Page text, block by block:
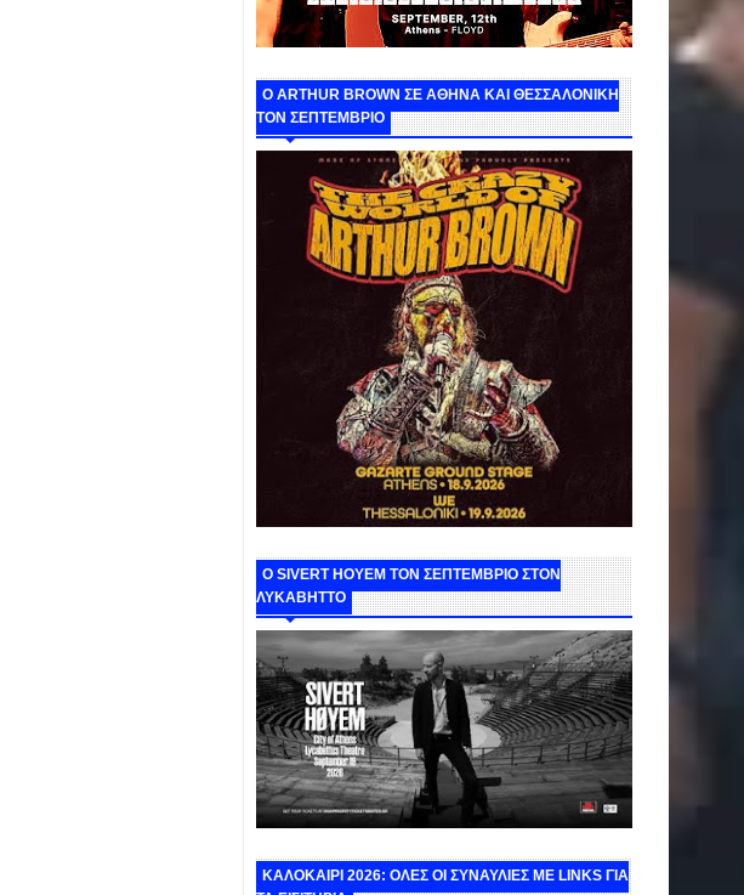
O ARTHUR BROWN ΣΕ ΑΘΗΝΑ ΚΑΙ ΘΕΣΣΑΛΟΝΙΚΗ
ΤΟΝ ΣΕΠΤΕΜΒΡΙΟ
Ο SIVERT HOYEM ΤΟΝ ΣΕΠΤΕΜΒΡΙΟ ΣΤΟΝ
ΛΥΚΑΒΗΤΤΟ
ΚΑΛΟΚΑΙΡΙ 2026: ΟΛΕΣ ΟΙ ΣΥΝΑΥΛΙΕΣ ΜΕ LINKS ΓΙΑ